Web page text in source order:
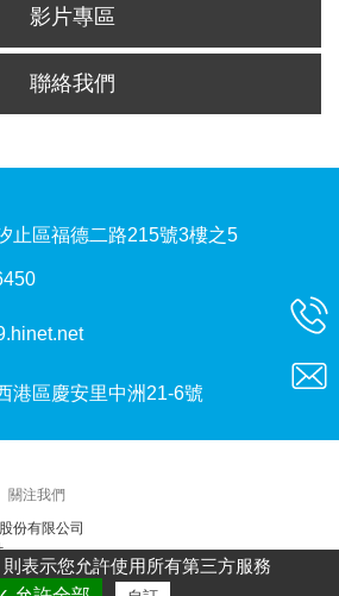
影片專區
聯絡我們
止區福德二路215號3樓之5
港區慶安里中洲21-6號
關注我們
份有限公司
則表示您允許使用所有第三方服務